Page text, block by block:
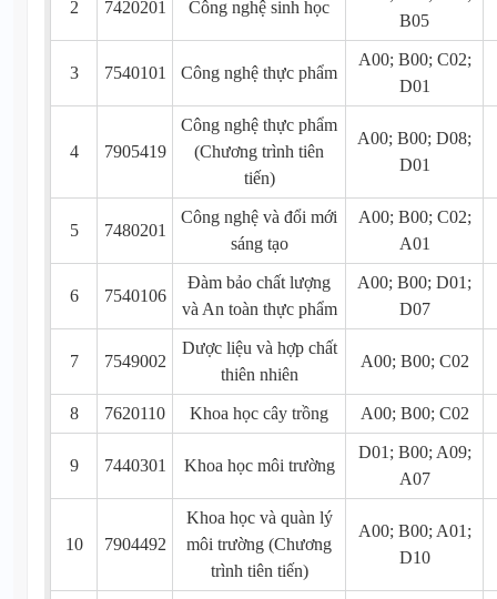
2 7420201 Công nghệ sinh học
B05
3 7540101 Công nghệ thực phẩm
A00; B00; C02;
D01
4 7905419
Công nghệ thực phẩm
(Chương trình tiên
tiến)
A00; B00; D08;
D01
5 7480201
Công nghệ và đổi mới
sáng tạo
A00; B00; C02;
A01
6 7540106
Đàm bảo chất lượng
và An toàn thực phẩm
A00; B00; D01;
D07
7 7549002
Dược liệu và hợp chất
thiên nhiên
A00; B00; C02
8 7620110 Khoa học cây trồng A00; B00; C02
9 7440301 Khoa học môi trường
D01; B00; A09;
A07
10 7904492
Khoa học và quàn lý
môi trường (Chương
trình tiên tiến)
A00; B00; A01;
D10